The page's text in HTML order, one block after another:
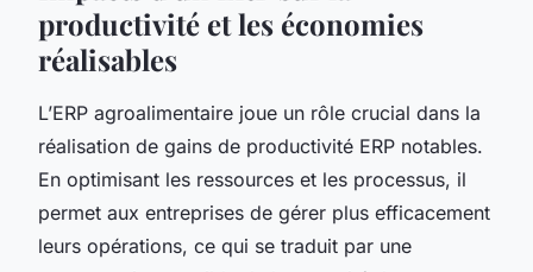
productivité et les économies
réalisables
L’ERP agroalimentaire joue un rôle crucial dans la
réalisation de gains de productivité ERP notables.
En optimisant les ressources et les processus, il
permet aux entreprises de gérer plus efficacement
leurs opérations, ce qui se traduit par une